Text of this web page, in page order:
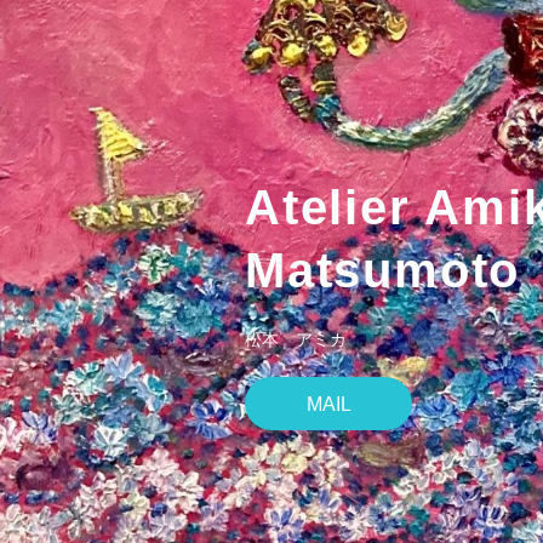
Atelier
Matsumoto
松本 アミカ
MAIL